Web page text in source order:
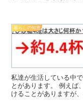
暮らしの知恵
私達が生活している中
とがあります。 例えば
けることがありますが